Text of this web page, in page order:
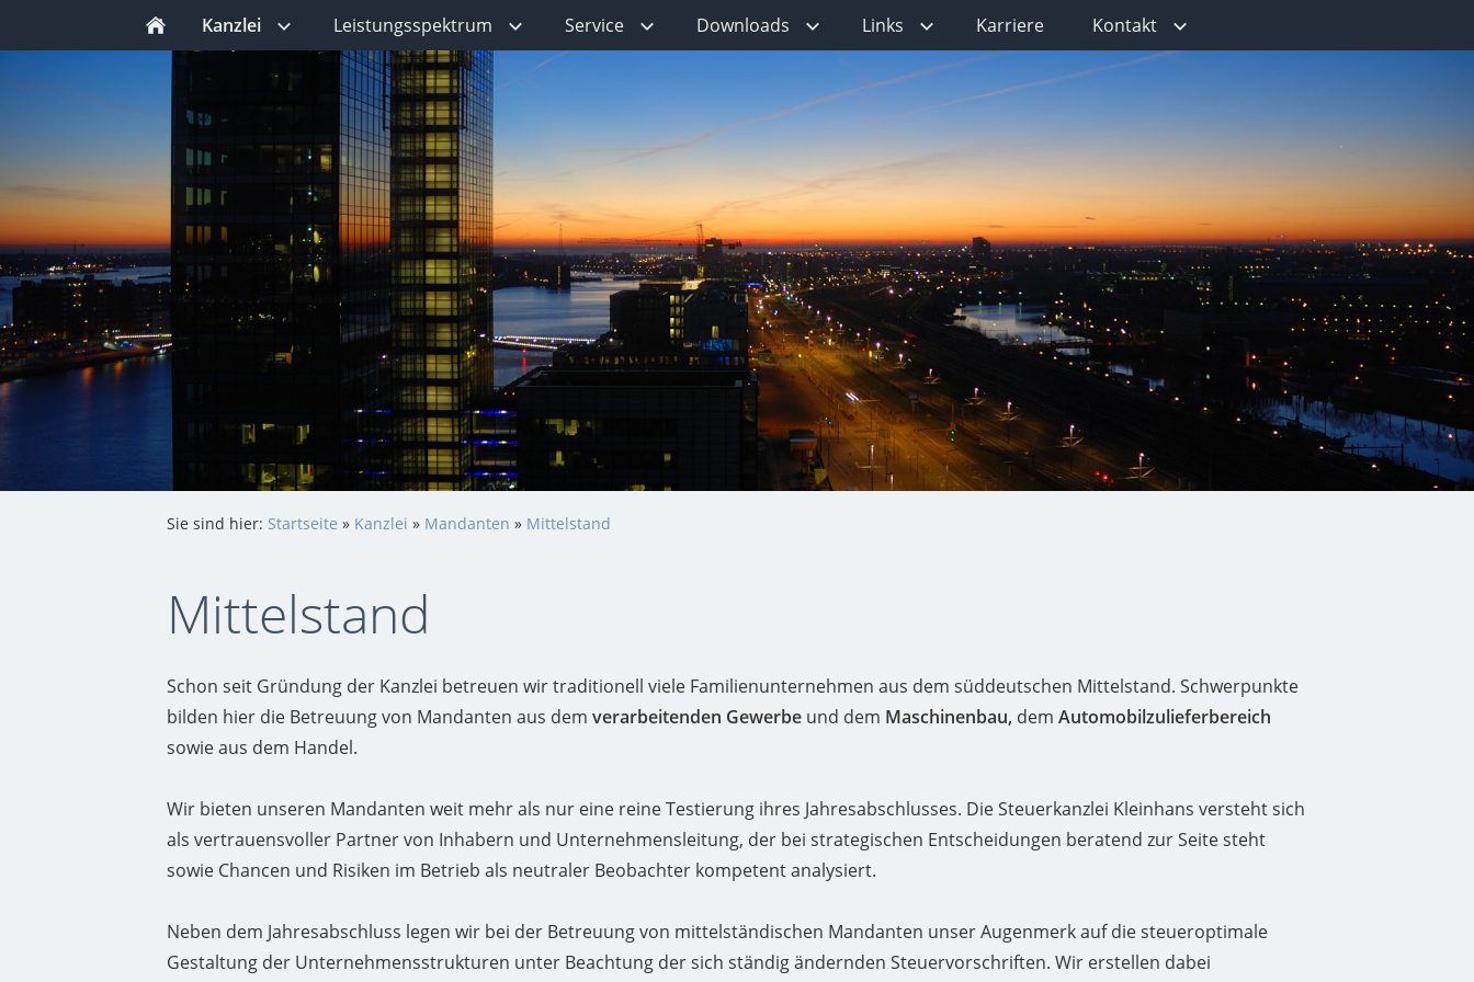
Kanzlei Leistungsspektrum Service Downloads Links Karriere Kontakt
Sie sind hier: Startseite » Kanzlei » Mandanten » Mittelstand
Mittelstand
Schon seit Gründung der Kanzlei betreuen wir traditionell viele Familienunternehmen aus dem süddeutschen Mittelstand. Schwerpunkte
bilden hier die Betreuung von Mandanten aus dem verarbeitenden Gewerbe und dem Maschinenbau, dem Automobilzulieferbereich
sowie aus dem Handel.
Wir bieten unseren Mandanten weit mehr als nur eine reine Testierung ihres Jahresabschlusses. Die Steuerkanzlei Kleinhans versteht sich
als vertrauensvoller Partner von Inhabern und Unternehmensleitung, der bei strategischen Entscheidungen beratend zur Seite steht
sowie Chancen und Risiken im Betrieb als neutraler Beobachter kompetent analysiert.
Neben dem Jahresabschluss legen wir bei der Betreuung von mittelständischen Mandanten unser Augenmerk auf die steueroptimale
Gestaltung der Unternehmensstrukturen unter Beachtung der sich ständig ändernden Steuervorschriften. Wir erstellen dabei